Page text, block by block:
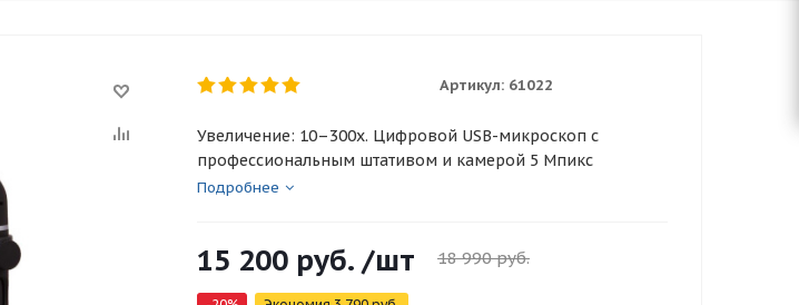
Артикул: 61022
Увеличение: 10–300x. Цифровой USB-микроскоп с
профессиональным штативом и камерой 5 Мпикс
Подробнее
15 200 руб. /шт 18 990руб.